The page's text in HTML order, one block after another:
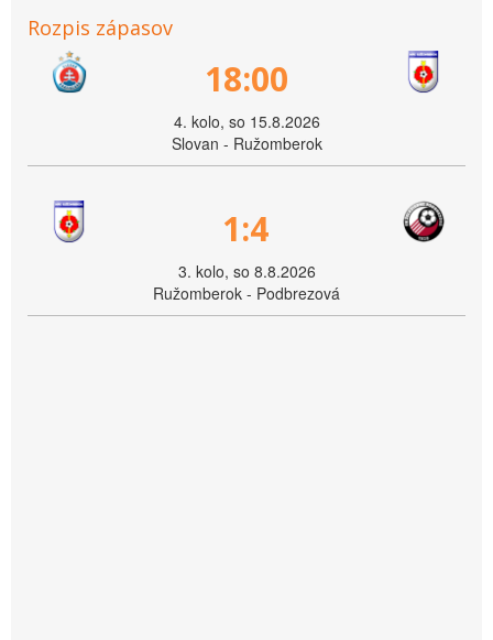
Rozpis zápasov
18:00
4. kolo, so 15.8.2026
Slovan - Ružomberok
1:4
3. kolo, so 8.8.2026
Ružomberok - Podbrezová